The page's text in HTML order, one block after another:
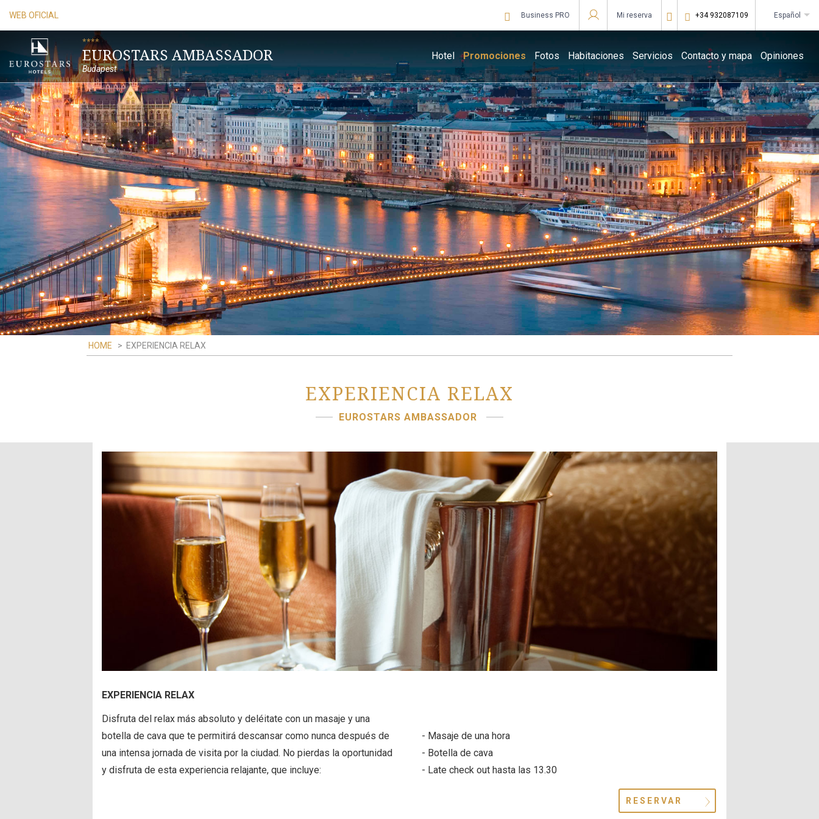
WEB OFICIAL
Business PRO
Mi reserva +34 932087109 español
****
EUROSTARS AMBASSADOR
Budapest
Hotel Promociones Fotos Habitaciones Servicios Contacto y mapa Opiniones
HOME > EXPERIENCIA RELAX
EXPERIENCIA RELAX
EUROSTARS AMBASSADOR
EXPERIENCIA RELAX
Disfruta del relax más absoluto y deléitate con un masaje y una
botella de cava que te permitirá descansar como nunca después de
una intensa jornada de visita por la ciudad. No pierdas la oportunidad
y disfruta de esta experiencia relajante, que incluye:
- Masaje de una hora
- Botella de cava
- Late check out hasta las 13.30
RESERVAR